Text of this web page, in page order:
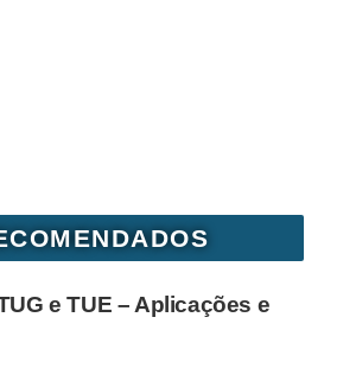
e TUE – Aplicações e